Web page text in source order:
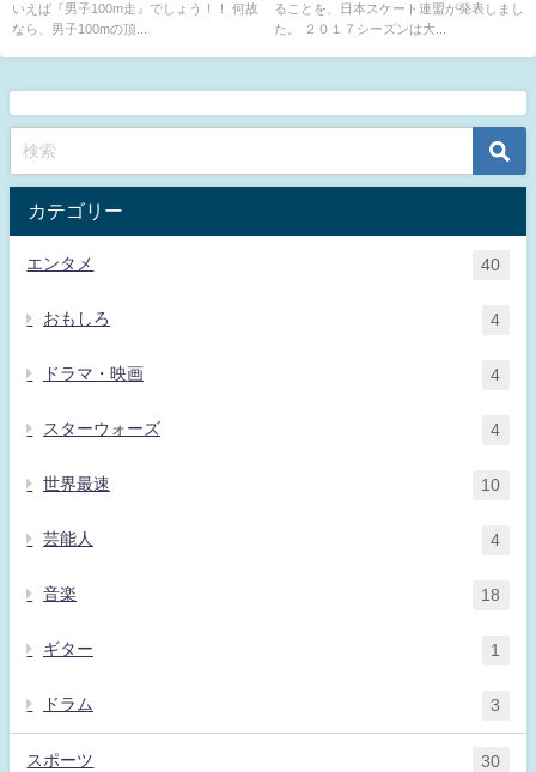
いえば『男子100m走』でしょう！！ 何故
なら、男子100mの頂...
ることを、日本スケート連盟が発表しまし
た。 ２０１７シーズンは大...
カテゴリー
エンタメ 40
おもしろ 4
ドラマ・映画 4
スターウォーズ 4
世界最速 10
芸能人 4
音楽 18
ギター 1
ドラム 3
スポーツ 30